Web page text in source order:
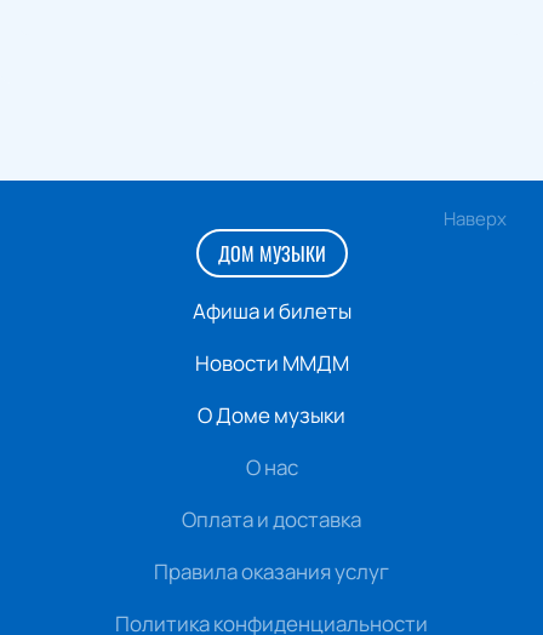
Наверх
ДОМ МУЗЫКИ
Афиша и билеты
Новости ММДМ
О Доме музыки
О нас
Оплата и доставка
Правила оказания услуг
Политика конфиденциальности